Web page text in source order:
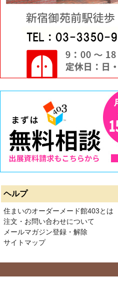
ヘルプ
住まいのオーダーメード館403とは
注文・お問い合わせについて
メールマガジン登録・解除
サイトマップ